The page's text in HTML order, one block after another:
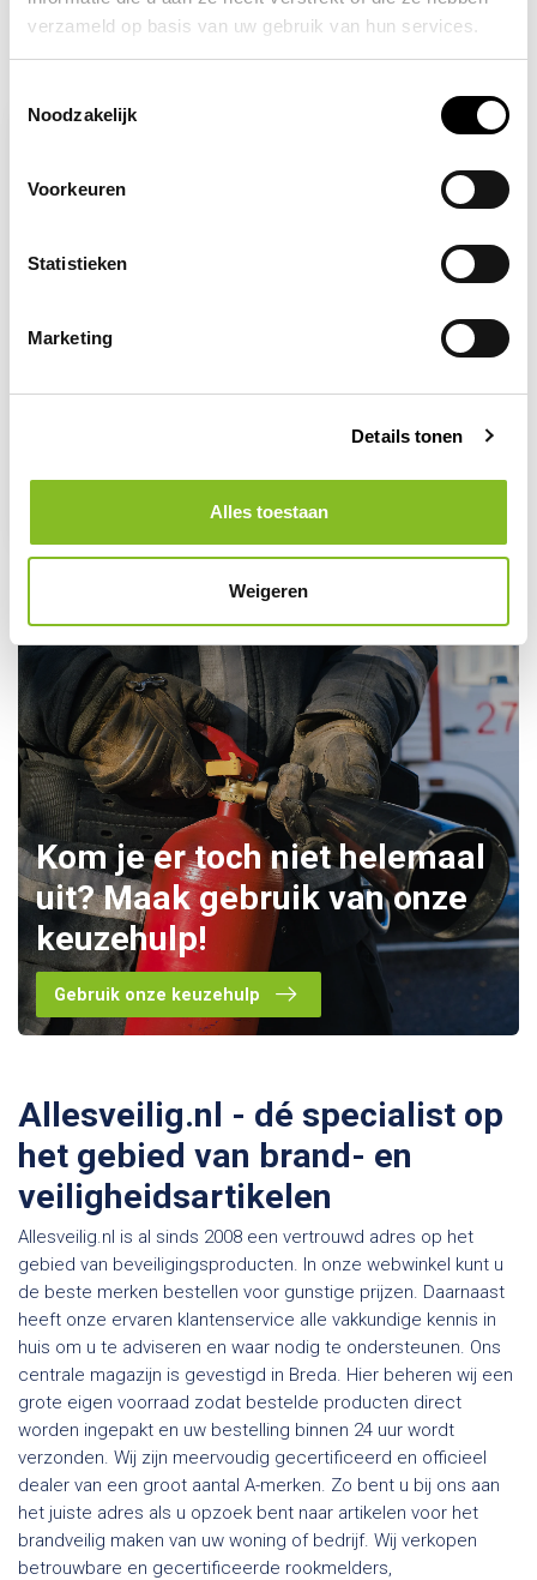
verzameld op basis van uw gebruik van hun services.
Noodzakelijk
Voorkeuren
Statistieken
Marketing
Details tonen
Alles toestaan
Weigeren
Recent bekeken
Kom je er toch niet helemaal
uit? Maak gebruik van onze
keuzehulp!
Gebruik onze keuzehulp
Allesveilig.nl - dé specialist op
het gebied van brand- en
veiligheidsartikelen
Allesveilig.nl is al sinds 2008 een vertrouwd adres op het
gebied van beveiligingsproducten. In onze webwinkel kunt u
de beste merken bestellen voor gunstige prijzen. Daarnaast
heeft onze ervaren klantenservice alle vakkundige kennis in
huis om u te adviseren en waar nodig te ondersteunen. Ons
centrale magazijn is gevestigd in Breda. Hier beheren wij een
grote eigen voorraad zodat bestelde producten direct
worden ingepakt en uw bestelling binnen 24 uur wordt
verzonden. Wij zijn meervoudig gecertificeerd en officieel
dealer van een groot aantal A-merken. Zo bent u bij ons aan
het juiste adres als u opzoek bent naar artikelen voor het
brandveilig maken van uw woning of bedrijf. Wij verkopen
betrouwbare en gecertificeerde rookmelders,